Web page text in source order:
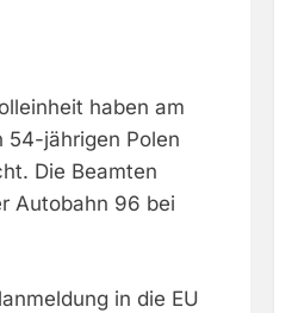
haben am
54-jährigen Polen
Die Beamten
Autobahn 96 bei
in die EU